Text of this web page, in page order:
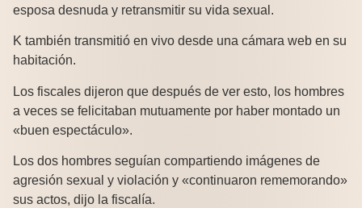
esposa desnuda y retransmitir su vida sexual.
K también transmitió en vivo desde una cámara web en su
habitación.
Los fiscales dijeron que después de ver esto, los hombres
a veces se felicitaban mutuamente por haber montado un
«buen espectáculo».
Los dos hombres seguían compartiendo imágenes de
agresión sexual y violación y «continuaron rememorando»
sus actos, dijo la fiscalía.